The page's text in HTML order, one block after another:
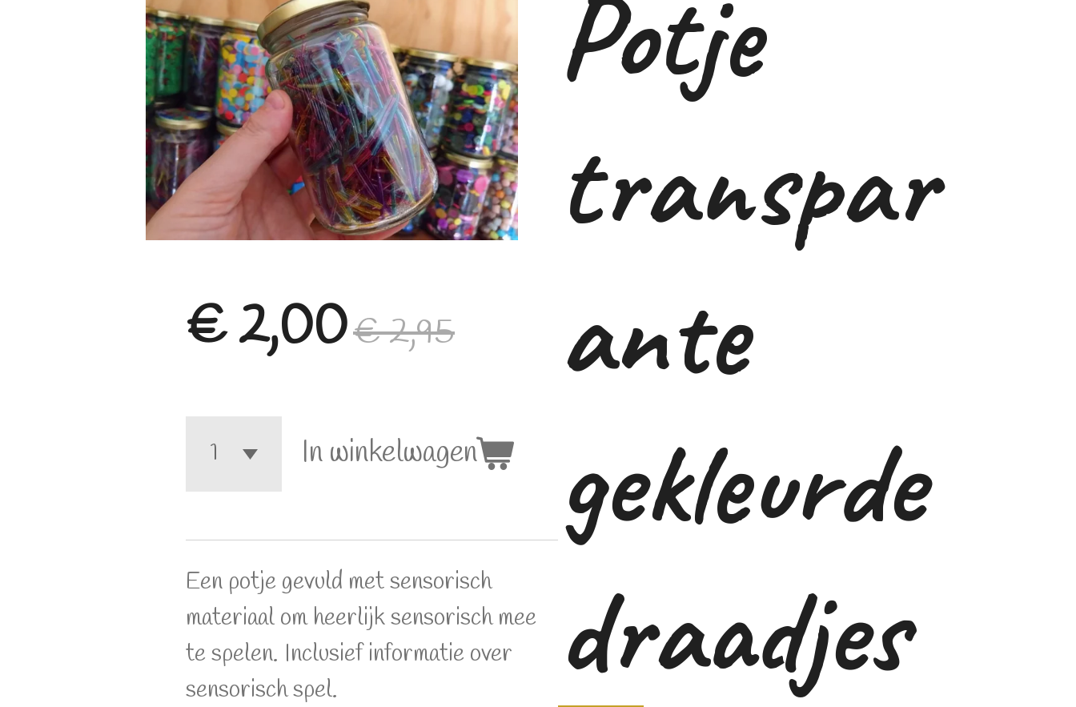
Potje
transpar
ante
gekleurde
draadjes
€ 2,00€ 2,95
In winkelwagen
Een potje gevuld met sensorisch
materiaal om heerlijk sensorisch mee
te spelen. Inclusief informatie over
sensorisch spel.